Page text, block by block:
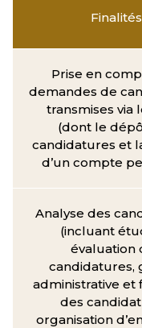
Finalités
Prise en
demandes de
transmises via
(dont le
candidatures et
d’un compte
Analyse des
(incluant
évaluation
candidatures,
administrative et
des
organisation